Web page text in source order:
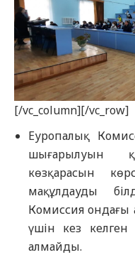
[/vc_column][/vc_row]
Еуропалық
шығарылуын
көзқарасын
мақұлдауды
Комиссия ондағы
үшін кез
алмайды.